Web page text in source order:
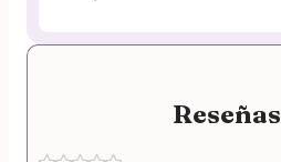
Reseñas